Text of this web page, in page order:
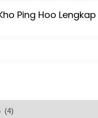
Ping Hoo Lengkap